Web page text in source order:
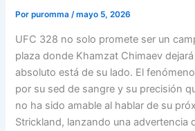
Porpuromma/mayo 5, 2026
UFC 328 no solo promete ser un
plaza donde Khamzat Chimaev
absoluto está de su lado. El
por su sed de sangre y su precisión
no ha sido amable al hablar de su
Strickland, lanzando una advertencia